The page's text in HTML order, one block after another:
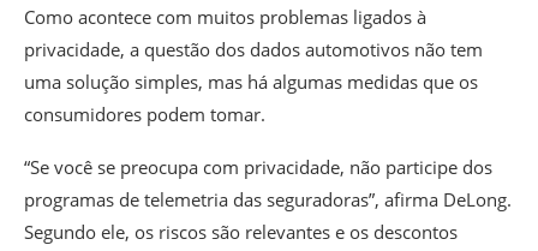
Como acontece com muitos problemas ligados à
privacidade, a questão dos dados automotivos não tem
uma solução simples, mas há algumas medidas que os
consumidores podem tomar.
“Se você se preocupa com privacidade, não participe dos
programas de telemetria das seguradoras”, afirma DeLong.
Segundo ele, os riscos são relevantes e os descontos